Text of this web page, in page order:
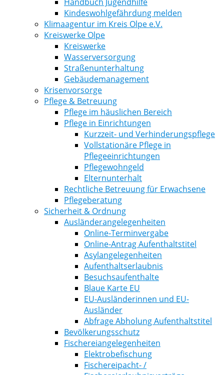
Kindeswohlgefährdung melden
Klimaagentur im Kreis Olpe e.V.
Kreiswerke Olpe
Kreiswerke
Wasserversorgung
Straßenunterhaltung
Gebäudemanagement
Krisenvorsorge
Pflege & Betreuung
Pflege im häuslichen Bereich
Pflege in Einrichtungen
Kurzzeit- und Verhinderungspflege
Vollstationäre Pflege in
Pflegeeinrichtungen
Pflegewohngeld
Elternunterhalt
Rechtliche Betreuung für Erwachsene
Pflegeberatung
Sicherheit & Ordnung
Ausländerangelegenheiten
Online-Terminvergabe
Online-Antrag Aufenthaltstitel
Asylangelegenheiten
Aufenthaltserlaubnis
Besuchsaufenthalte
Blaue Karte EU
EU-Ausländerinnen und EU-
Ausländer
Abfrage Abholung Aufenthaltstitel
Bevölkerungsschutz
Fischereiangelegenheiten
Elektrobefischung
Fischereipacht- /